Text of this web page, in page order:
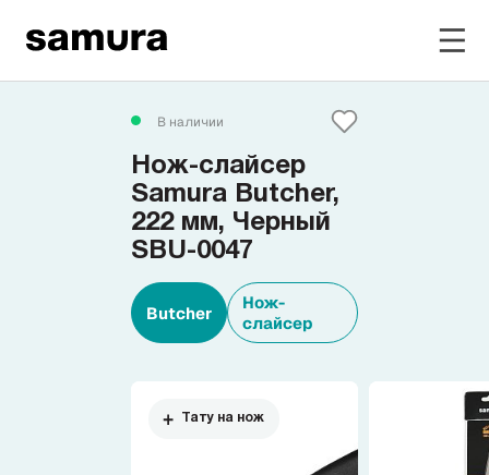
Избранное
Войти в личный кабинет
Смотреть весь каталог
В наличии
Нож-слайсер
Samura Butcher,
222 мм, Черный
SBU-0047
Butcher
Нож-
слайсер
Тату на нож